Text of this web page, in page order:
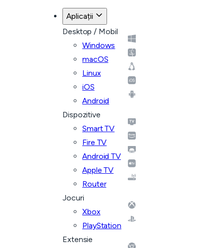
Aplicații
Desktop / Mobil
Windows
macOS
Linux
iOS
Android
Dispozitive
Smart TV
Fire TV
Android TV
Apple TV
Router
Jocuri
Xbox
PlayStation
Extensie